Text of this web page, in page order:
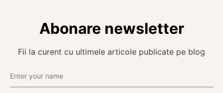
Abonare newsletter
Fii la curent cu ultimele articole publicate pe blog